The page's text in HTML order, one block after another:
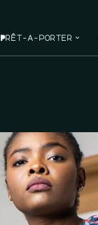
Prêt-à-porter